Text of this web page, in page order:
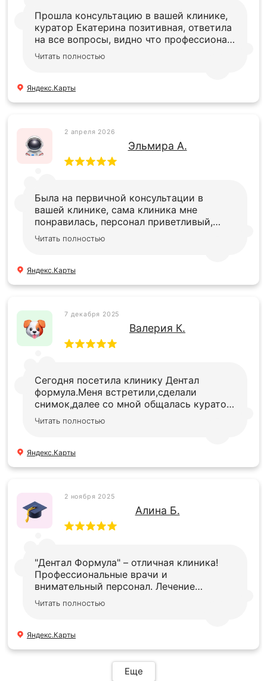
Прошла консультацию в вашей клинике,
куратор Екатерина позитивная, ответила
на все вопросы, видно что профессионал,
персонал приветливый, вежливыы,
Читать полностью
Яндекс.Карты
2 апреля 2026
Эльмира А.
Была на первичной консультации в
вашей клинике, сама клиника мне
понравилась, персонал приветливый,
сразу встретили меня и
отлично Я довольна
Читать полностью
Яндекс.Карты
7 декабря 2025
Валерия К.
Сегодня посетила клинику Дентал
формула.Меня встретили,сделали
снимок,далее со мной общалась куратор
Евгения,подробно рассказала и показала
назначали лечение.Советую данную
Читать полностью
Яндекс.Карты
2 ноября 2025
Алина Б.
"Дентал Формула" – отличная клиника!
Профессиональные врачи и
внимательный персонал. Лечение
безболезненное и качественное. Очень
Читать полностью
Яндекс.Карты
Еще